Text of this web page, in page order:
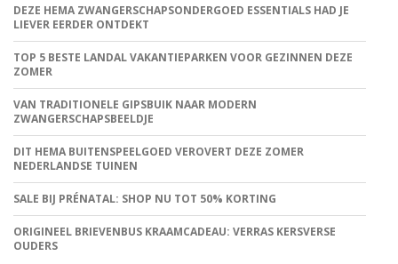
DEZE HEMA ZWANGERSCHAPSONDERGOED ESSENTIALS HAD JE
LIEVER EERDER ONTDEKT
TOP 5 BESTE LANDAL VAKANTIEPARKEN VOOR GEZINNEN DEZE
ZOMER
VAN TRADITIONELE GIPSBUIK NAAR MODERN
ZWANGERSCHAPSBEELDJE
DIT HEMA BUITENSPEELGOED VEROVERT DEZE ZOMER
NEDERLANDSE TUINEN
SALE BIJ PRÉNATAL: SHOP NU TOT 50% KORTING
ORIGINEEL BRIEVENBUS KRAAMCADEAU: VERRAS KERSVERSE
OUDERS